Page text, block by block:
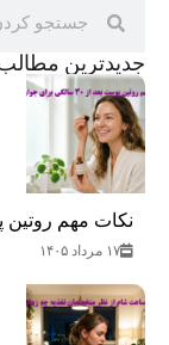
جدید‌ترین مطالب
نکات مهم روتین پوست بعد از ۳۰
۱۷ مرداد ۱۴۰۵